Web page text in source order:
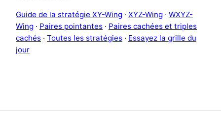
Guide de la stratégie XY-Wing · XYZ-Wing · WXYZ-
Wing · Paires pointantes · Paires cachées et triples
cachés · Toutes les stratégies · Essayez la grille du
jour